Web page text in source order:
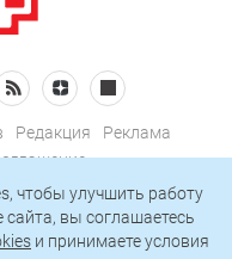
Редакция
Реклама
чтобы улучшить работу
вы соглашаетесь
и принимаете условия